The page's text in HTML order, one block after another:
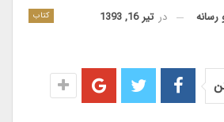
کتاب درتیر 16, 1393